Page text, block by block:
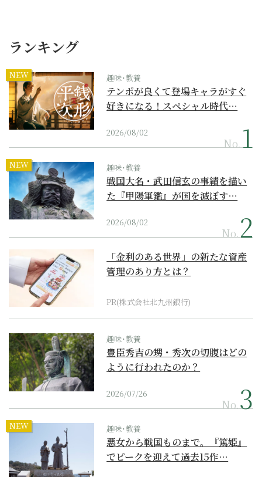
ランキング
NEW 趣味･教養
テンポが良くて登場キャラがすぐ
好きになる！スペシャル時代…
2026/08/02
No.
NEW 趣味･教養
戦国大名・武田信玄の事績を描い
た『甲陽軍鑑』が国を滅ぼす…
2026/08/02
No.
「金利のある世界」の新たな資産
管理のあり方とは？
PR(株式会社北九州銀行)
趣味･教養
豊臣秀吉の甥・秀次の切腹はどの
ように行われたのか？
2026/07/26
No.
NEW 趣味･教養
悪女から戦国ものまで。『篤姫』
でピークを迎えて過去15作…